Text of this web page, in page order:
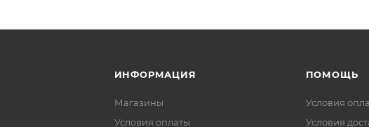
ИНФОРМАЦИЯ
Магазины
Условия оплаты
ПОМОЩЬ
Условия
Условия